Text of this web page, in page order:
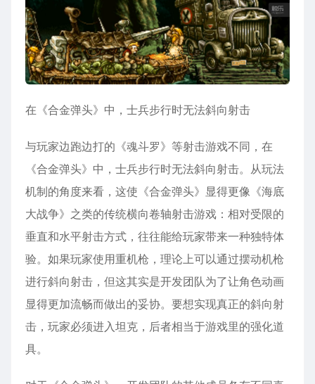
在《合金弹头》中，士兵步行时无法斜向射击
与玩家边跑边打的《魂斗罗》等射击游戏不同，在
《合金弹头》中，士兵步行时无法斜向射击。从玩法
机制的角度来看，这使《合金弹头》显得更像《海底
大战争》之类的传统横向卷轴射击游戏：相对受限的
垂直和水平射击方式，往往能给玩家带来一种独特体
验。如果玩家使用重机枪，理论上可以通过摆动机枪
进行斜向射击，但这其实是开发团队为了让角色动画
显得更加流畅而做出的妥协。要想实现真正的斜向射
击，玩家必须进入坦克，后者相当于游戏里的强化道
具。